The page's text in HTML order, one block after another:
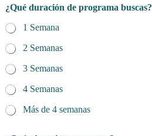
¿Qué duración de programa buscas?
1 Semana
2 Semanas
3 Semanas
4 Semanas
Más de 4 semanas